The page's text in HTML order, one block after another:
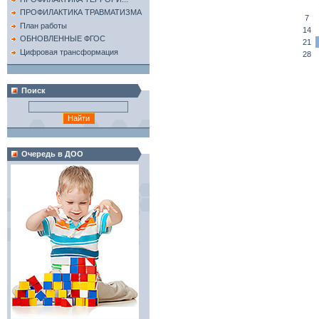
ПРОФИЛАКТИКА ТРАВМАТИЗМА
План работы
ОБНОВЛЕННЫЕ ФГОС
Цифровая трансформация
Поиск
Очередь в ДОО
7
14
21
28